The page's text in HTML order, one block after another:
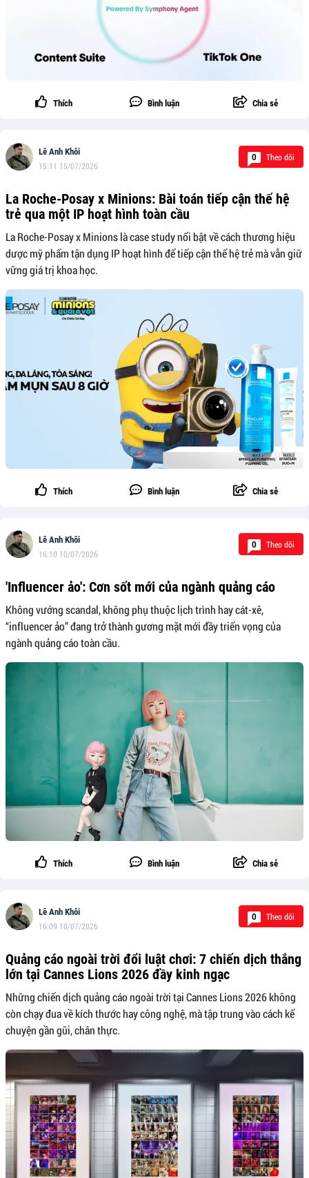
Thích Bình luận Chia sẻ
Lê Anh Khôi
15:11 15/07/2026
0 Theo dõi
La Roche-Posay x Minions: Bài toán tiếp cận thế hệ
trẻ qua một IP hoạt hình toàn cầu
La Roche-Posay x Minions là case study nổi bật về cách thương hiệu
dược mỹ phẩm tận dụng IP hoạt hình để tiếp cận thế hệ trẻ mà vẫn giữ
vững giá trị khoa học.
Thích Bình luận Chia sẻ
Lê Anh Khôi
16:10 10/07/2026
0 Theo dõi
'Influencer ảo': Cơn sốt mới của ngành quảng cáo
Không vướng scandal, không phụ thuộc lịch trình hay cát-xê,
“influencer ảo” đang trở thành gương mặt mới đầy triển vọng của
ngành quảng cáo toàn cầu.
Thích Bình luận Chia sẻ
Lê Anh Khôi
16:09 10/07/2026
0 Theo dõi
Quảng cáo ngoài trời đổi luật chơi: 7 chiến dịch thắng
lớn tại Cannes Lions 2026 đầy kinh ngạc
Những chiến dịch quảng cáo ngoài trời tại Cannes Lions 2026 không
còn chạy đua về kích thước hay công nghệ, mà tập trung vào cách kể
chuyện gần gũi, chân thực.